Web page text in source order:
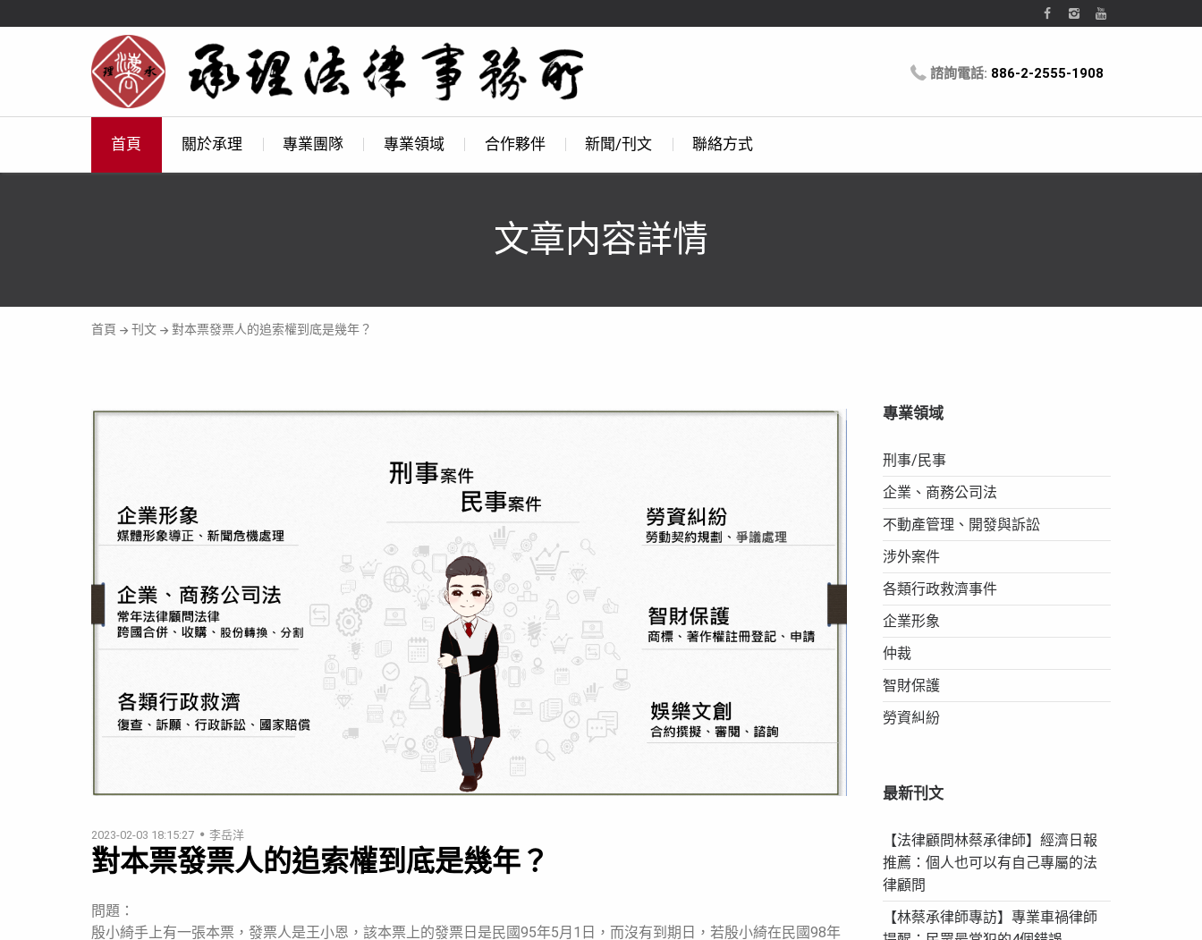
諮詢電話: 886-2-2555-1908
首頁 關於承理 專業團隊 專業領域 合作夥伴 新聞/刊文 聯絡方式
文章内容詳情
首頁 刊文 對本票發票人的追索權到底是幾年？
2023-02-03 18:15:27 李岳洋
對本票發票人的追索權到底是幾年？
問題：
殷小綺手上有一張本票，發票人是王小恩，該本票上的發票日是民國95年5月1日，而沒有到期日，若殷小綺在民國98年
專業領域
刑事/民事
企業、商務公司法
不動產管理、開發與訴訟
涉外案件
各類行政救濟事件
企業形象
仲裁
智財保護
勞資糾紛
最新刊文
【法律顧問林蔡承律師】經濟日報
推薦：個人也可以有自己專屬的法
律顧問
【林蔡承律師專訪】專業車禍律師